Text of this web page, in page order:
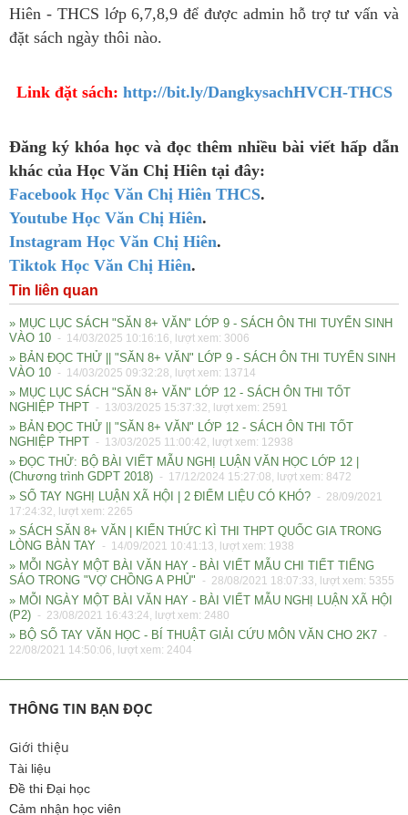
Hiên - THCS lớp 6,7,8,9 để được admin hỗ trợ tư vấn và
đặt sách ngày thôi nào.
Link đặt sách: http://bit.ly/DangkysachHVCH-THCS
Đăng ký khóa học và đọc thêm nhiều bài viết hấp dẫn
khác của Học Văn Chị Hiên tại đây:
Facebook Học Văn Chị Hiên THCS.
Youtube Học Văn Chị Hiên.
Instagram Học Văn Chị Hiên.
Tiktok Học Văn Chị Hiên.
Tin liên quan
» MỤC LỤC SÁCH "SĂN 8+ VĂN" LỚP 9 - SÁCH ÔN THI TUYỂN SINH
VÀO 10 - 14/03/2025 10:16:16, lượt xem: 3006
» BẢN ĐỌC THỬ || "SĂN 8+ VĂN" LỚP 9 - SÁCH ÔN THI TUYỂN SINH
VÀO 10 - 14/03/2025 09:32:28, lượt xem: 13714
» MỤC LỤC SÁCH "SĂN 8+ VĂN" LỚP 12 - SÁCH ÔN THI TỐT
NGHIỆP THPT - 13/03/2025 15:37:32, lượt xem: 2591
» BẢN ĐỌC THỬ || "SĂN 8+ VĂN" LỚP 12 - SÁCH ÔN THI TỐT
NGHIỆP THPT - 13/03/2025 11:00:42, lượt xem: 12938
» ĐỌC THỬ: BỘ BÀI VIẾT MẪU NGHỊ LUẬN VĂN HỌC LỚP 12 |
(Chương trình GDPT 2018) - 17/12/2024 15:27:08, lượt xem: 8472
» SỔ TAY NGHỊ LUẬN XÃ HỘI | 2 ĐIỂM LIỆU CÓ KHÓ? - 28/09/2021
17:24:32, lượt xem: 2265
» SÁCH SĂN 8+ VĂN | KIẾN THỨC KÌ THI THPT QUỐC GIA TRONG
LÒNG BÀN TAY
- 14/09/2021 10:41:13, lượt xem: 1938
» MỖI NGÀY MỘT BÀI VĂN HAY - BÀI VIẾT MẪU CHI TIẾT TIẾNG
SÁO TRONG "VỢ CHỒNG A PHỦ"
- 28/08/2021 18:07:33, lượt xem: 5355
» MỖI NGÀY MỘT BÀI VĂN HAY - BÀI VIẾT MẪU NGHỊ LUẬN XÃ HỘI
(P2) - 23/08/2021 16:43:24, lượt xem: 2480
» BỘ SỔ TAY VĂN HỌC - BÍ THUẬT GIẢI CỨU MÔN VĂN CHO 2K7 -
22/08/2021 14:50:06, lượt xem: 2404
THÔNG TIN BẠN ĐỌC
Giới thiệu
Tài liệu
Đề thi Đại học
Cảm nhận học viên